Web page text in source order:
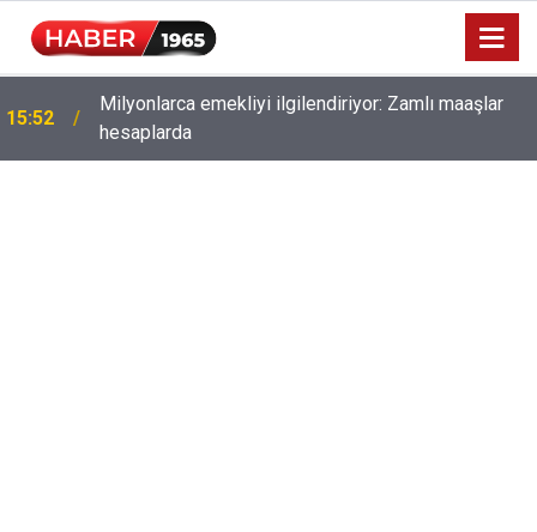
15:52
Milyonlarca emekliyi ilgilendiriyor: Zamlı maaşlar
hesaplarda